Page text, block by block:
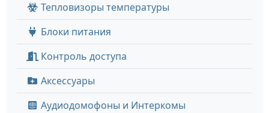
Тепловизоры температуры
Блоки питания
Контроль доступа
Аксессуары
Аудиодомофоны и Интеркомы